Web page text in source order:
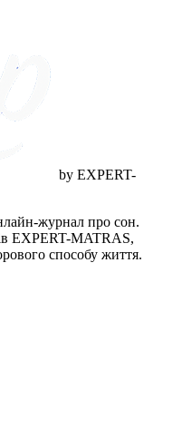
температура (1)
краса (1)
by EXPERT-
журнал про сон.
EXPERT-MATRAS,
способу життя.